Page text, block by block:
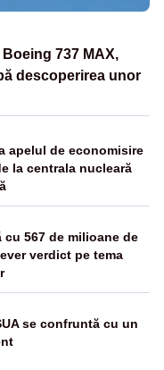
737 MAX,
descoperirea unor
apelul de economisire
la centrala nucleară
cu 567 de milioane de
verdict pe tema
se confruntă cu un